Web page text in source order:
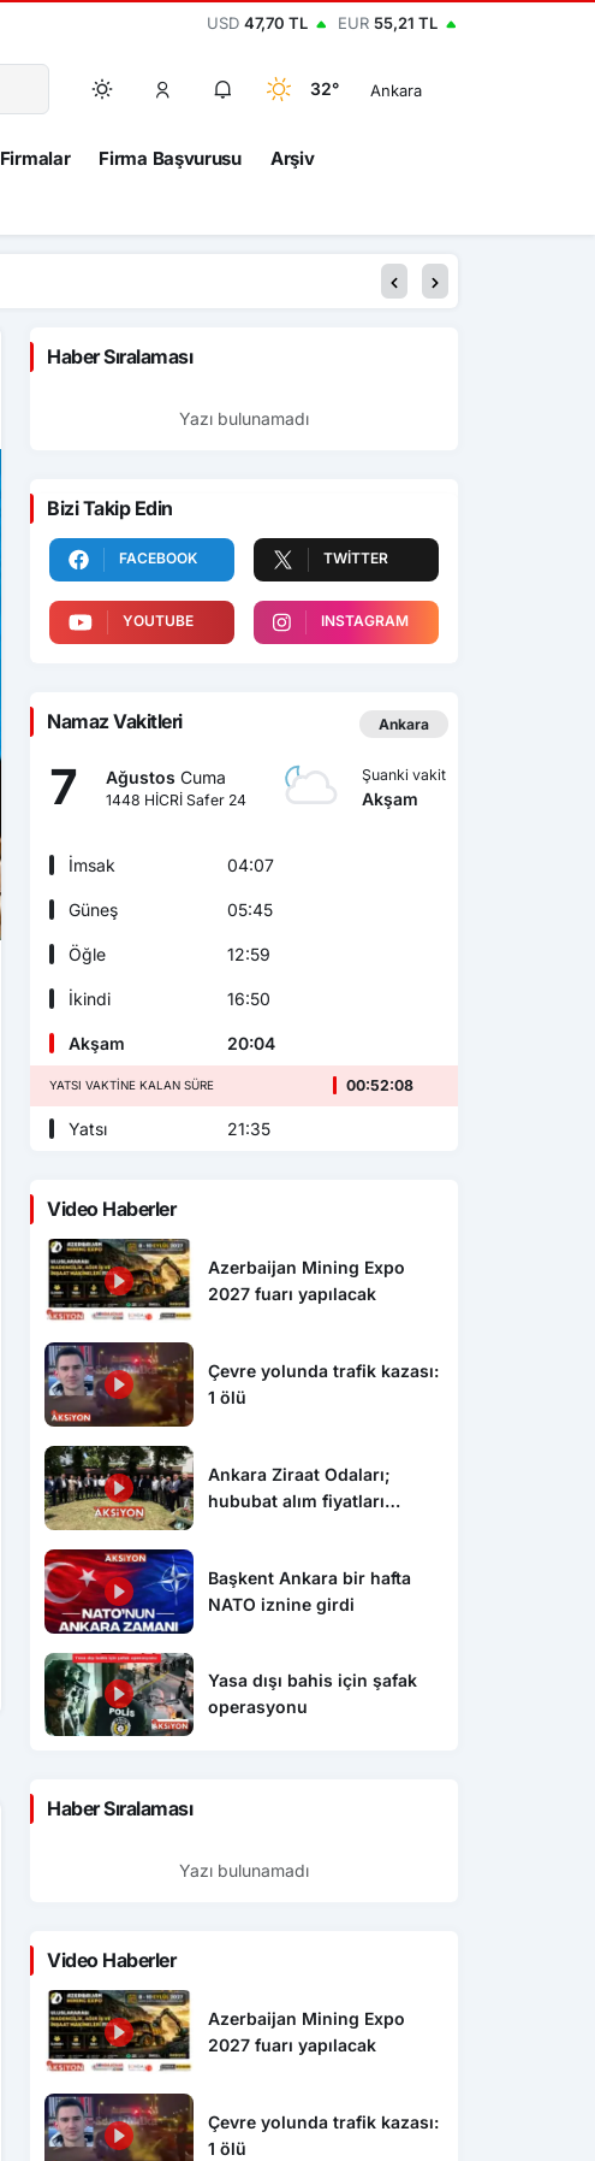
USD 47,70 TL EUR 55,21 TL
32° Ankara
Firmalar Firma Başvurusu Arşiv
Haber Sıralaması
Yazı bulunamadı
Bizi Takip Edin
FACEBOOK TWITTER
YOUTUBE INSTAGRAM
Namaz Vakitleri Ankara
7 Ağustos Cuma
1448 HİCRİ Safer 24
Şuanki vakit
Akşam
İmsak 04:07
Güneş 05:45
Öğle 12:59
İkindi 16:50
Akşam 20:04
YATSI VAKTINE KALAN SÜRE 00:52:06
Yatsı 21:35
Video Haberler
Azerbaijan Mining Expo
2027 fuarı yapılacak
Çevre yolunda trafik kazası:
1 ölü
Ankara Ziraat Odaları;
hububat alım fiyatları
Başkent Ankara bir hafta
NATO iznine girdi
Yasa dışı bahis için şafak
operasyonu
Haber Sıralaması
Yazı bulunamadı
Video Haberler
Azerbaijan Mining Expo
2027 fuarı yapılacak
Çevre yolunda trafik kazası:
1 ölü